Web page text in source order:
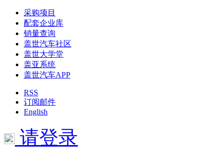
采购项目
配套企业库
销量查询
盖世汽车社区
盖世大学堂
盖亚系统
盖世汽车APP
RSS
订阅邮件
English
请登录